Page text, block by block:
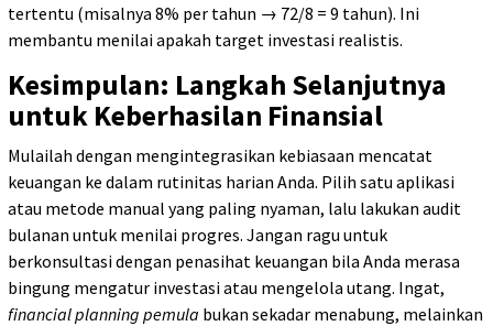
tertentu (misalnya 8% per tahun → 72/8 = 9 tahun). Ini
membantu menilai apakah target investasi realistis.
Kesimpulan: Langkah Selanjutnya
untuk Keberhasilan Finansial
Mulailah dengan mengintegrasikan kebiasaan mencatat
keuangan ke dalam rutinitas harian Anda. Pilih satu aplikasi
atau metode manual yang paling nyaman, lalu lakukan audit
bulanan untuk menilai progres. Jangan ragu untuk
berkonsultasi dengan penasihat keuangan bila Anda merasa
bingung mengatur investasi atau mengelola utang. Ingat,
financial planning pemula bukan sekadar menabung, melainkan